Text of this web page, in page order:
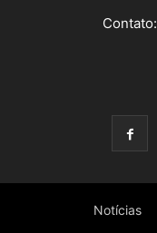
Contato:
Notícias